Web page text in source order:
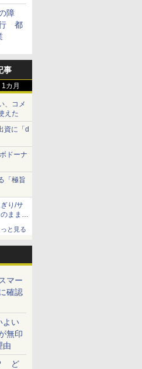
障
行 都
事
1カ月
、コメ
えた
資に「d
ドーナ
「極旨
り/サ
ままで
っと見る
マー
確認
よい
無印
由
ど